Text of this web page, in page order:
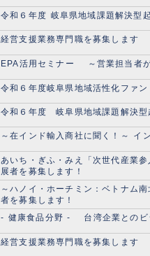
令和６年度 岐阜県地域課題解決型
経営支援業務専門職を募集します
EPA活用セミナー ～営業担当者
令和６年度岐阜県地域活性化ファ
令和６年度 岐阜県地域課題解決型
～在インド輸入商社に聞く！～ イ
あいち・ぎふ・みえ「次世代産業
展者を募集します！
～ハノイ・ホーチミン：ベトナム
者を募集します！
- 健康食品分野 - 台湾企業とのビ
経営支援業務専門職を募集します